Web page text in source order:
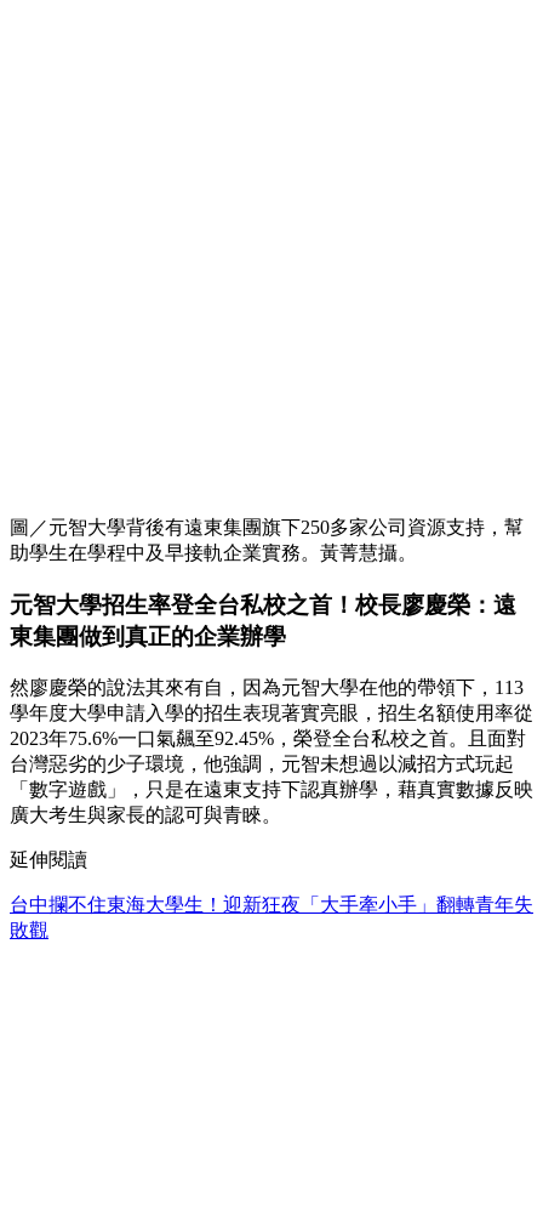
圖／元智大學背後有遠東集團旗下250多家公司資源支持，幫
助學生在學程中及早接軌企業實務。黃菁慧攝。
元智大學招生率登全台私校之首！校長廖慶榮：遠
東集團做到真正的企業辦學
然廖慶榮的說法其來有自，因為元智大學在他的帶領下，113
學年度大學申請入學的招生表現著實亮眼，招生名額使用率從
2023年75.6%一口氣飆至92.45%，榮登全台私校之首。且面對
台灣惡劣的少子環境，他強調，元智未想過以減招方式玩起
「數字遊戲」，只是在遠東支持下認真辦學，藉真實數據反映
廣大考生與家長的認可與青睞。
延伸閱讀
台中攔不住東海大學生！迎新狂夜「大手牽小手」翻轉青年失
敗觀